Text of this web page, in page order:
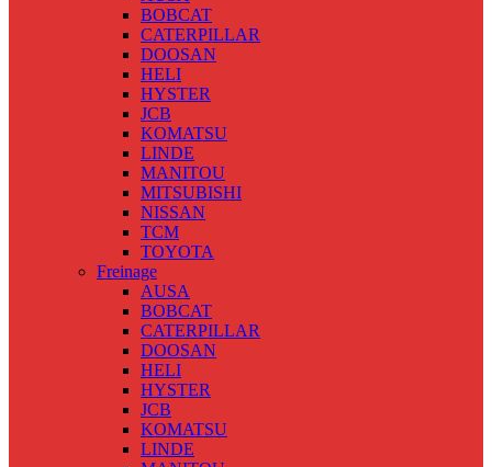
BOBCAT
CATERPILLAR
DOOSAN
HELI
HYSTER
JCB
KOMATSU
LINDE
MANITOU
MITSUBISHI
NISSAN
TCM
TOYOTA
Freinage
AUSA
BOBCAT
CATERPILLAR
DOOSAN
HELI
HYSTER
JCB
KOMATSU
LINDE